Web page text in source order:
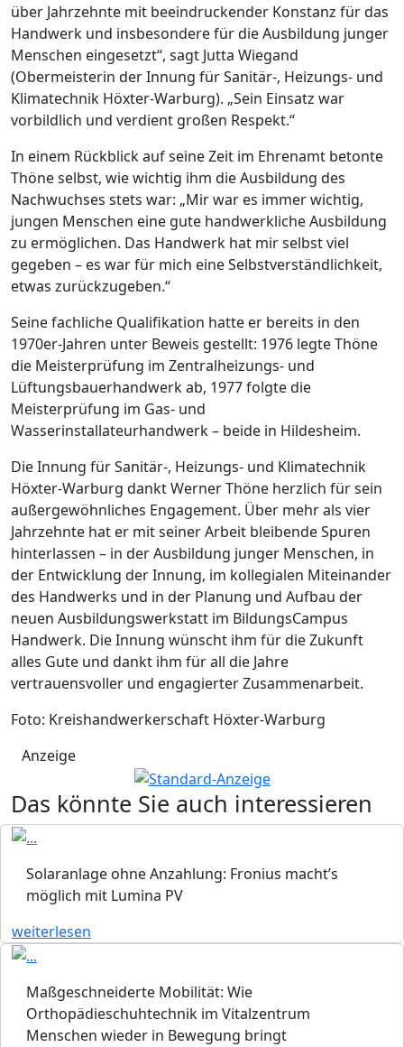
über Jahrzehnte mit beeindruckender Konstanz für das
Handwerk und insbesondere für die Ausbildung junger
Menschen eingesetzt“, sagt Jutta Wiegand
(Obermeisterin der Innung für Sanitär-, Heizungs- und
Klimatechnik Höxter-Warburg). „Sein Einsatz war
vorbildlich und verdient großen Respekt.“
In einem Rückblick auf seine Zeit im Ehrenamt betonte
Thöne selbst, wie wichtig ihm die Ausbildung des
Nachwuchses stets war: „Mir war es immer wichtig,
jungen Menschen eine gute handwerkliche Ausbildung
zu ermöglichen. Das Handwerk hat mir selbst viel
gegeben – es war für mich eine Selbstverständlichkeit,
etwas zurückzugeben.“
Seine fachliche Qualifikation hatte er bereits in den
1970er-Jahren unter Beweis gestellt: 1976 legte Thöne
die Meisterprüfung im Zentralheizungs- und
Lüftungsbauerhandwerk ab, 1977 folgte die
Meisterprüfung im Gas- und
Wasserinstallateurhandwerk – beide in Hildesheim.
Die Innung für Sanitär-, Heizungs- und Klimatechnik
Höxter-Warburg dankt Werner Thöne herzlich für sein
außergewöhnliches Engagement. Über mehr als vier
Jahrzehnte hat er mit seiner Arbeit bleibende Spuren
hinterlassen – in der Ausbildung junger Menschen, in
der Entwicklung der Innung, im kollegialen Miteinander
des Handwerks und in der Planung und Aufbau der
neuen Ausbildungswerkstatt im BildungsCampus
Handwerk. Die Innung wünscht ihm für die Zukunft
alles Gute und dankt ihm für all die Jahre
vertrauensvoller und engagierter Zusammenarbeit.
Foto: Kreishandwerkerschaft Höxter-Warburg
Anzeige
Das könnte Sie auch interessieren
Solaranlage ohne Anzahlung: Fronius macht’s
möglich mit Lumina PV
weiterlesen
Maßgeschneiderte Mobilität: Wie
Orthopädieschuhtechnik im Vitalzentrum
Menschen wieder in Bewegung bringt